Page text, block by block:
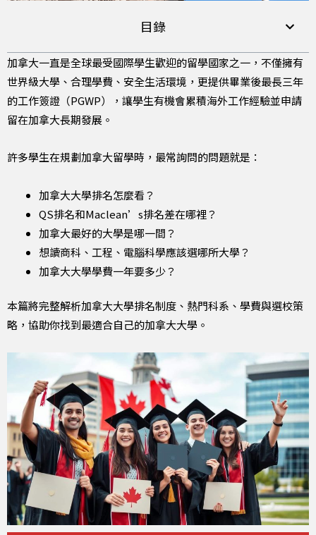
目錄
加拿大一直是全球最受國際學生歡迎的留學國家之一，不僅擁有
世界級大學、合理學費、安全生活環境，更提供畢業後最長三年
的工作簽證（PGWP），讓學生有機會累積海外工作經驗並申請
留在加拿大長期發展。
許多學生在規劃加拿大留學時，最常詢問的問題就是：
加拿大大學排名怎麼看？
QS排名和Maclean’s排名差在哪裡？
加拿大最好的大學是哪一間？
想讀商科、工程、電腦科學應該選哪所大學？
加拿大大學學費一年要多少？
本篇將完整解析加拿大大學排名制度、熱門科系、學費與選校策
略，協助你找到最適合自己的加拿大大學。